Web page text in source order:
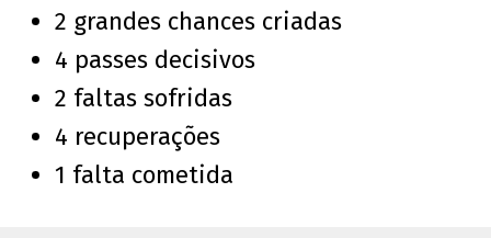
2 grandes chances criadas
4 passes decisivos
2 faltas sofridas
4 recuperações
1 falta cometida